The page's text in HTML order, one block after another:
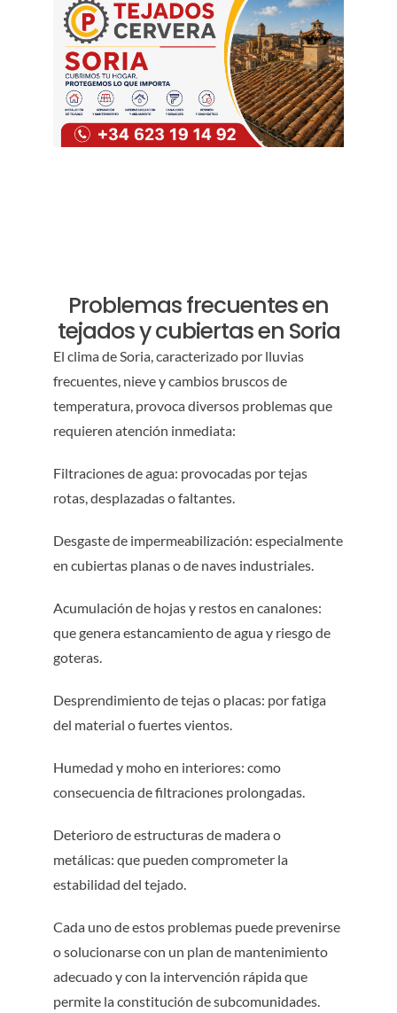
Problemas frecuentes en
tejados y cubiertas en Soria
El clima de Soria, caracterizado por lluvias
frecuentes, nieve y cambios bruscos de
temperatura, provoca diversos problemas que
requieren atención inmediata:
Filtraciones de agua: provocadas por tejas
rotas, desplazadas o faltantes.
Desgaste de impermeabilización: especialmente
en cubiertas planas o de naves industriales.
Acumulación de hojas y restos en canalones:
que genera estancamiento de agua y riesgo de
goteras.
Desprendimiento de tejas o placas: por fatiga
del material o fuertes vientos.
Humedad y moho en interiores: como
consecuencia de filtraciones prolongadas.
Deterioro de estructuras de madera o
metálicas: que pueden comprometer la
estabilidad del tejado.
Cada uno de estos problemas puede prevenirse
o solucionarse con un plan de mantenimiento
adecuado y con la intervención rápida que
permite la constitución de subcomunidades.